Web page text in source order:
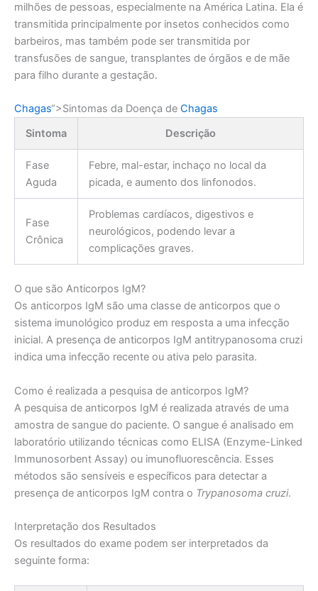
milhões de pessoas, especialmente na América Latina. Ela é
transmitida principalmente por insetos conhecidos como
barbeiros, mas também pode ser transmitida por
transfusões de sangue, transplantes de órgãos e de mãe
para filho durante a gestação.
Chagas“>Sintomas da Doença de Chagas
Sintoma
Descrição
Fase
Aguda
Febre, mal-estar, inchaço no local da
picada, e aumento dos linfonodos.
Fase
Crônica
Problemas cardíacos, digestivos e
neurológicos, podendo levar a
complicações graves.
O que são Anticorpos IgM?
Os anticorpos IgM são uma classe de anticorpos que o
sistema imunológico produz em resposta a uma infecção
inicial. A presença de anticorpos IgM antitrypanosoma cruzi
indica uma infecção recente ou ativa pelo parasita.
Como é realizada a pesquisa de anticorpos IgM?
A pesquisa de anticorpos IgM é realizada através de uma
amostra de sangue do paciente. O sangue é analisado em
laboratório utilizando técnicas como ELISA (Enzyme-Linked
Immunosorbent Assay) ou imunofluorescência. Esses
métodos são sensíveis e específicos para detectar a
presença de anticorpos IgM contra o Trypanosoma cruzi.
Interpretação dos Resultados
Os resultados do exame podem ser interpretados da
seguinte forma: